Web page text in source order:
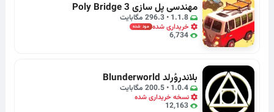
مهندسی پل سازی Poly Bridge 3
1.1.8 • 296.3 مگابایت
خریداری شده مود شده
6,734
بلاندروُرلد Blunderworld
1.0.4 • 200.5 مگابایت
نسخه خریداری شده
12,163